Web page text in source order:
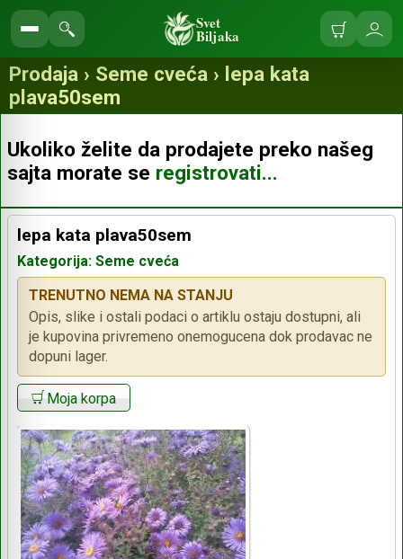
Pretraga
prodavnice
Svet
Biljaka Korpa
se
Prodaja › Seme cveća › lepa kata
plava50sem
Ukoliko želite da prodajete preko našeg
sajta morate se registrovati...
lepa kata plava50sem
Kategorija: Seme cveća
TRENUTNO NEMA NA STANJU
Opis, slike i ostali podaci o artiklu ostaju dostupni, ali
je kupovina privremeno onemogucena dok prodavac ne
dopuni lager.
Moja korpa